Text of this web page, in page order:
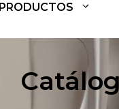
PRODUCTOS